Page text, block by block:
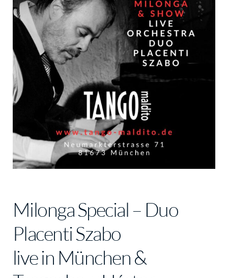
Milonga Special – Duo
Placenti Szabo
live in München &